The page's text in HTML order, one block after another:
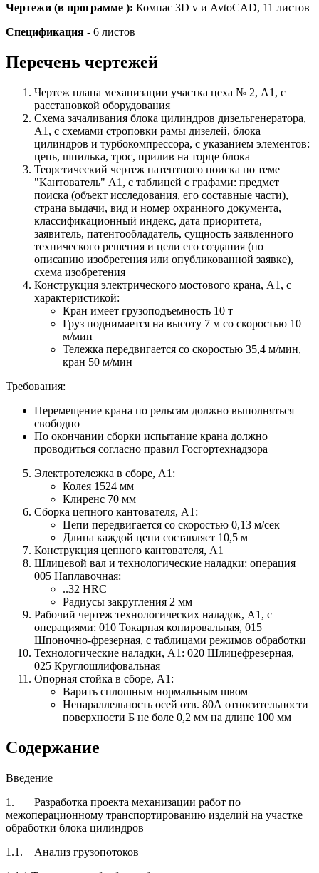
Чертежи (в программе ): Компас 3D v и AvtoCAD, 11 листов
Спецификация - 6 листов
Перечень чертежей
Чертеж плана механизации участка цеха № 2, А1, с
расстановкой оборудования
Схема зачаливания блока цилиндров дизельгенератора,
А1, с схемами строповки рамы дизелей, блока
цилиндров и турбокомпрессора, с указанием элементов:
цепь, шпилька, трос, прилив на торце блока
Теоретический чертеж патентного поиска по теме
"Кантователь" А1, с таблицей с графами: предмет
поиска (объект исследования, его составные части),
страна выдачи, вид и номер охранного документа,
классификационный индекс, дата приоритета,
заявитель, патентообладатель, сущность заявленного
технического решения и цели его создания (по
описанию изобретения или опубликованной заявке),
схема изобретения
Конструкция электрического мостового крана, А1, с
характеристикой:
Кран имеет грузоподъемность 10 т
Груз поднимается на высоту 7 м со скоростью 10
м/мин
Тележка передвигается со скоростью 35,4 м/мин,
кран 50 м/мин
Требования:
Перемещение крана по рельсам должно выполняться
свободно
По окончании сборки испытание крана должно
проводиться согласно правил Госгортехнадзора
Электротележка в сборе, А1:
Колея 1524 мм
Клиренс 70 мм
Сборка цепного кантователя, А1:
Цепи передвигается со скоростью 0,13 м/сек
Длина каждой цепи составляет 10,5 м
Конструкция цепного кантователя, А1
Шлицевой вал и технологические наладки: операция
005 Наплавочная:
..32 HRC
Радиусы закругления 2 мм
Рабочий чертеж технологических наладок, А1, с
операциями: 010 Токарная копировальная, 015
Шпоночно-фрезерная, с таблицами режимов обработки
Технологические наладки, А1: 020 Шлицефрезерная,
025 Круглошлифовальная
Опорная стойка в сборе, А1:
Варить сплошным нормальным швом
Непараллельность осей отв. 80А относительности
поверхности Б не боле 0,2 мм на длине 100 мм
Содержание
Введение
1. Разработка проекта механизации работ по
межоперационному транспортированию изделий на участке
обработки блока цилиндров
1.1. Анализ грузопотоков